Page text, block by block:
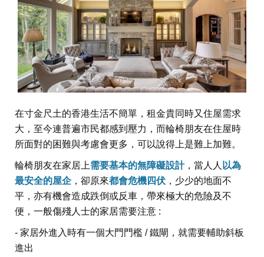
在寸金尺土的香港生活不簡單，租金貴同時又住屋需求
大，至今連普遍市民都感到壓力，而輪椅朋友在住屋時
所面對的困難與考慮會更多，可以說得上是難上加難。
輪椅朋友在家居上需要基本的無障礙設計，當人人 以為
最安全的屋企，卻原來都會危機四伏 ，少少的地面不
平，亦有機會造成跌倒或反車，帶來極大的危險及不
便，一般傷殘人士的家居需要注意 :
- 家居外進入時有一個大門門檻 / 鐵閘，就需要輔助斜板
進出